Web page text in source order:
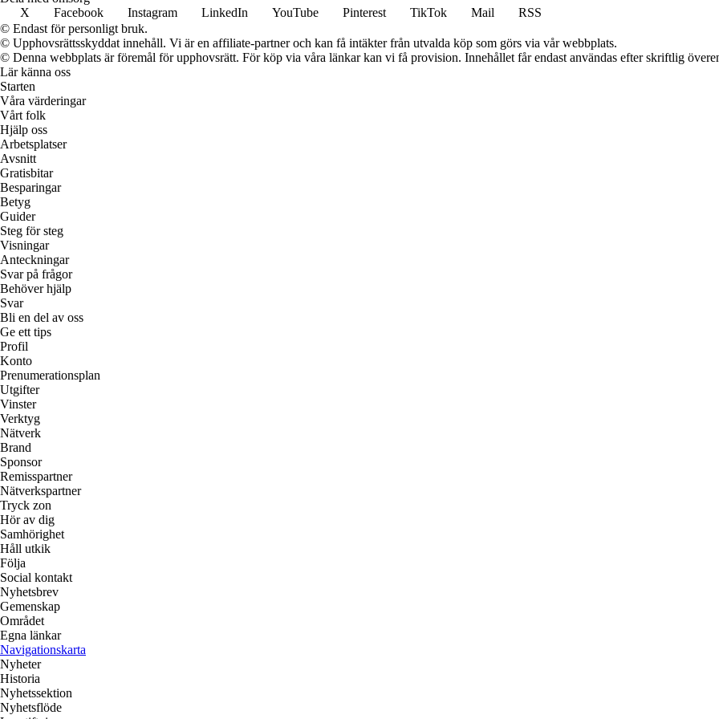
X
Facebook Instagram LinkedIn YouTube Pinterest TikTok Mail
RSS
© Endast för personligt bruk.
© Upphovsrättsskyddat innehåll. Vi är en affiliate-partner och kan få intäkter från utvalda köp som görs via vår webbplats.
© Denna webbplats är föremål för upphovsrätt. För köp via våra länkar kan vi få provision. Innehållet får endast användas efter skriftlig
Lär känna oss
Starten
Våra värderingar
Vårt folk
Hjälp oss
Arbetsplatser
Avsnitt
Gratisbitar
Besparingar
Betyg
Guider
Steg för steg
Visningar
Anteckningar
Svar på frågor
Behöver hjälp
Svar
Bli en del av oss
Ge ett tips
Profil
Konto
Prenumerationsplan
Utgifter
Vinster
Verktyg
Nätverk
Brand
Sponsor
Remisspartner
Nätverkspartner
Tryck zon
Hör av dig
Samhörighet
Håll utkik
Följa
Social kontakt
Nyhetsbrev
Gemenskap
Området
Egna länkar
Navigationskarta
Nyheter
Historia
Nyhetssektion
Nyhetsflöde